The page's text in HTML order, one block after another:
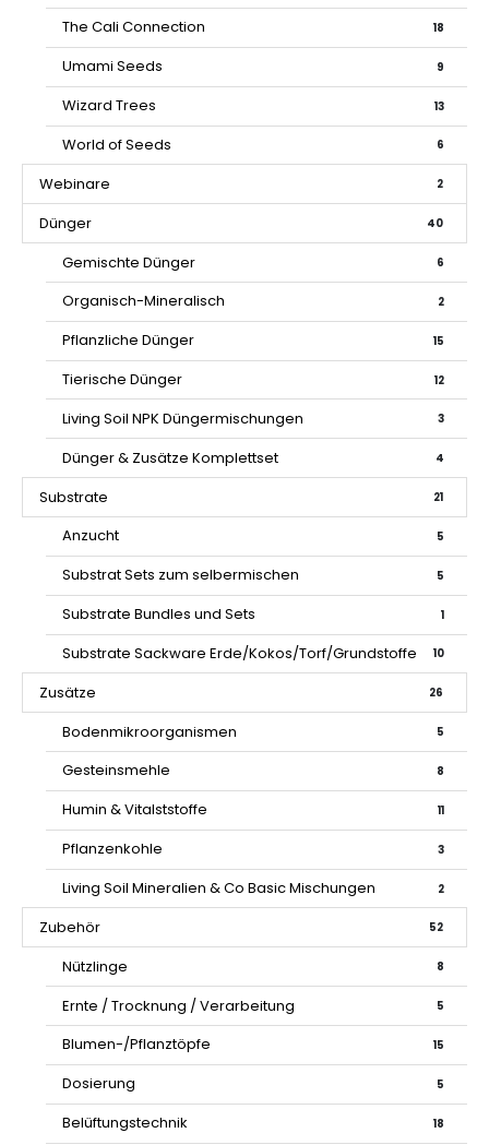
The Cali Connection 18
Umami Seeds 9
Wizard Trees 13
World of Seeds 6
Webinare 2
Dünger 40
Gemischte Dünger 6
Organisch-Mineralisch 2
Pflanzliche Dünger 15
Tierische Dünger 12
Living Soil NPK Düngermischungen 3
Dünger & Zusätze Komplettset 4
Substrate 21
Anzucht 5
Substrat Sets zum selbermischen 5
Substrate Bundles und Sets 1
Substrate Sackware Erde/Kokos/Torf/Grundstoffe 10
Zusätze 26
Bodenmikroorganismen 5
Gesteinsmehle 8
Humin & Vitalststoffe 11
Pflanzenkohle 3
Living Soil Mineralien & Co Basic Mischungen 2
Zubehör 52
Nützlinge 8
Ernte / Trocknung / Verarbeitung 5
Blumen-/Pflanztöpfe 15
Dosierung 5
Belüftungstechnik 18